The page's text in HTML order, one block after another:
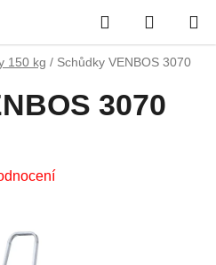
Hledat
KOŠÍK
150 kg / Schůdky VENBOS 3070
3070